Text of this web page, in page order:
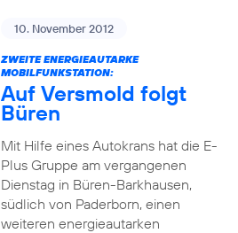
10. November 2012
ZWEITE ENERGIEAUTARKE
MOBILFUNKSTATION:
Auf Versmold folgt
Büren
Mit Hilfe eines Autokrans hat die E-
Plus Gruppe am vergangenen
Dienstag in Büren-Barkhausen,
südlich von Paderborn, einen
weiteren energieautarken